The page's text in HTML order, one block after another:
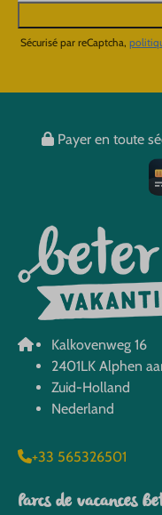
Sécurisé par reCaptcha,
Payer en toute
Kalkovenweg 16
2401LK Alphen
Zuid-Holland
Nederland
+33 565326501
Parcs de vacances